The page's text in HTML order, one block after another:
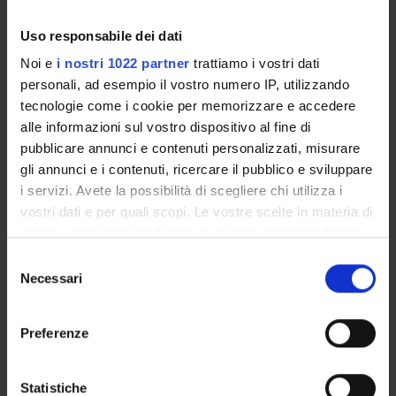
Uso responsabile dei dati
Noi e i nostri 1022 partner trattiamo i vostri dati
personali, ad esempio il vostro numero IP, utilizzando
tecnologie come i cookie per memorizzare e accedere
alle informazioni sul vostro dispositivo al fine di
pubblicare annunci e contenuti personalizzati, misurare
gli annunci e i contenuti, ricercare il pubblico e sviluppare
i servizi. Avete la possibilità di scegliere chi utilizza i
vostri dati e per quali scopi. Le vostre scelte in materia di
modificare o revocare il proprio consenso in qualsiasi
momento dalla Dichiarazione sui cookie o facendo clic
raccogliere informazioni sulla tua posizione
delNecessari
Preferenze
Statistiche
ORGANISATION
GOVERNANCE
COMMITTEES
DEPARTMENT ADMINISTRATION OFFICES
STUDENT ADMINISTRATION OFFICES
LABORATORIES AND RESEARCH CENTRES
Contacts